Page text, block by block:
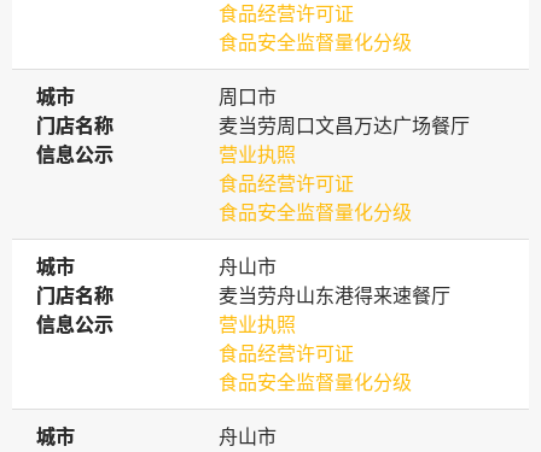
食品经营许可证
食品安全监督量化分级
城市
城市
周口市
门店名称
门店名称
麦当劳周口文昌万达广场餐厅
信息公示
信息公示
营业执照
食品经营许可证
食品安全监督量化分级
城市
城市
舟山市
门店名称
门店名称
麦当劳舟山东港得来速餐厅
信息公示
信息公示
营业执照
食品经营许可证
食品安全监督量化分级
城市
城市
舟山市